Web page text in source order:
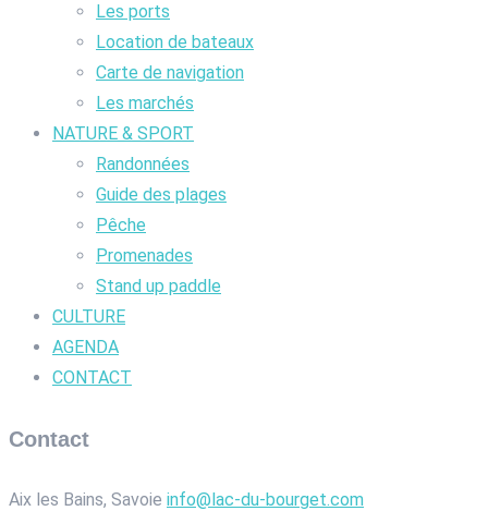
Les ports
Location de bateaux
Carte de navigation
Les marchés
NATURE & SPORT
Randonnées
Guide des plages
Pêche
Promenades
Stand up paddle
CULTURE
AGENDA
CONTACT
Contact
Aix les Bains, Savoie info@lac-du-bourget.com